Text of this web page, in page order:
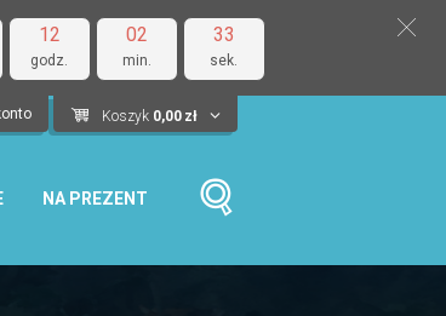
12
godz.
02
min.
32
sek.
Koszyk 0,00 zł
NA PREZENT